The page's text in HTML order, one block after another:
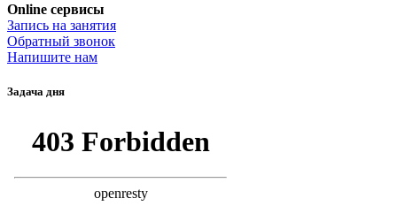
Online сервисы
Запись на занятия
Обратный звонок
Напишите нам
Задача дня